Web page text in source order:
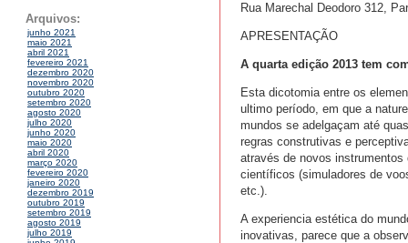
Arquivos:
junho 2021
maio 2021
abril 2021
fevereiro 2021
dezembro 2020
novembro 2020
outubro 2020
setembro 2020
agosto 2020
julho 2020
junho 2020
maio 2020
abril 2020
março 2020
fevereiro 2020
janeiro 2020
dezembro 2019
outubro 2019
setembro 2019
agosto 2019
julho 2019
Rua Marechal Deodoro 312,
APRESENTAÇÃO
A quarta edição 2013 tem
Esta dicotomia entre os
ultimo período, em que a
mundos se adelgaçam até
regras construtivas e
através de novos
científicos (simuladores de
etc.).
A experiencia estética do
inovativas, parece que a